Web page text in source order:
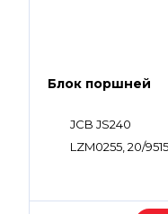
Блок поршней
JCB JS240
LZM0255, 20/